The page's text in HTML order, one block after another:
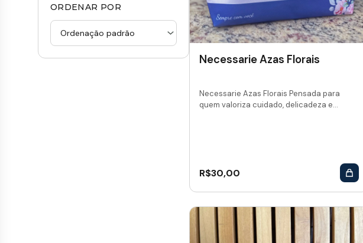
ORDENAR POR
Necessarie Azas Florais
Necessarie Azas Florais Pensada para
quem valoriza cuidado, delicadeza e...
R$30,00